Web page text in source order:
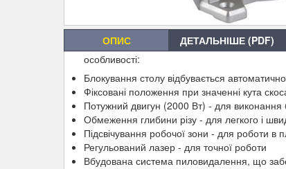
ОПИС ДЕТАЛЬНІШЕ (PDF)
особливості:
Блокування столу відбувається
Фіксовані положення при значенні кута
Потужний двигун (2000 Вт) - для виконання
Обмеження глибини різу - для легкого і
Підсвічування робочої зони - для роботи в
Регульований лазер - для точної роботи
Вбудована система пиловидалення, що